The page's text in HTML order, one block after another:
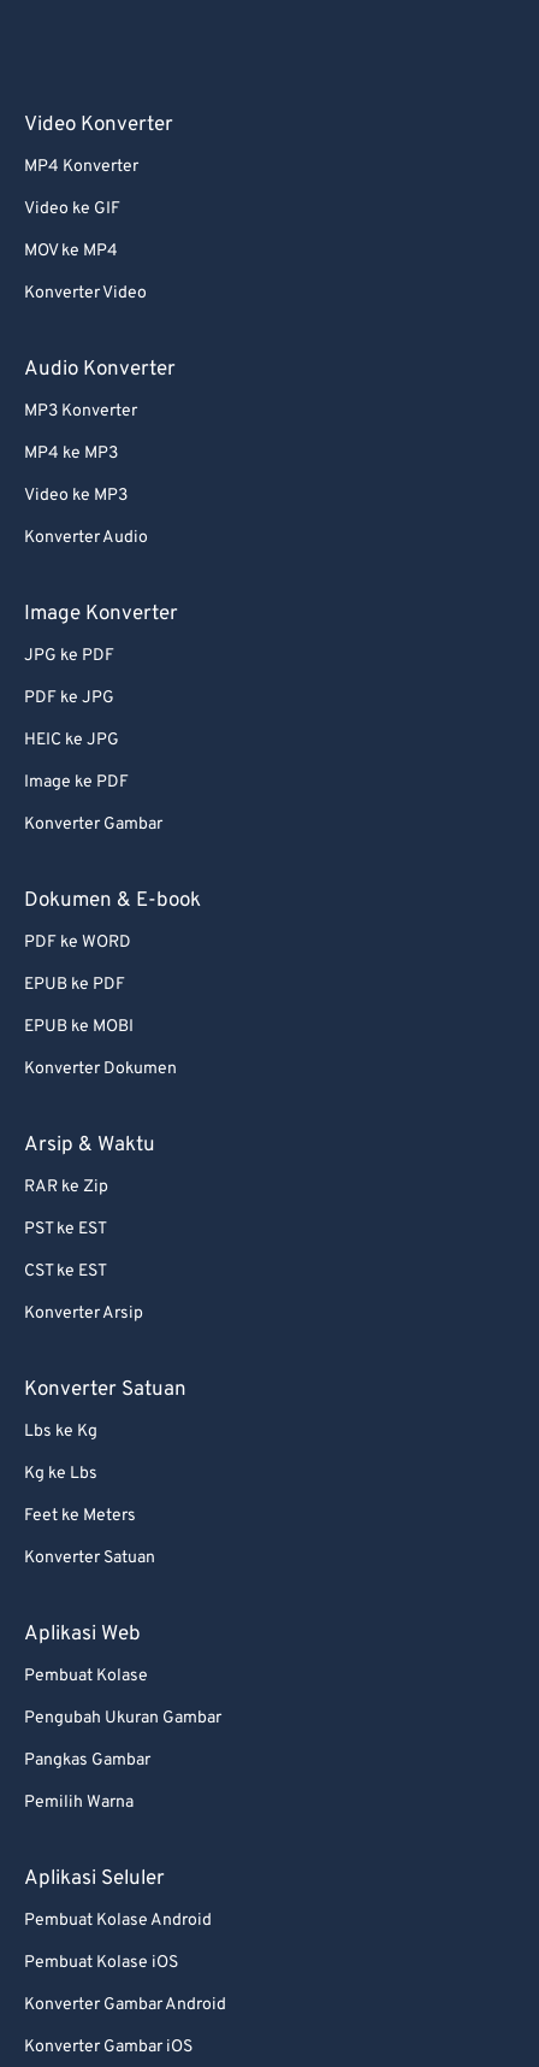
Video Konverter
MP4 Konverter
Video ke GIF
MOV ke MP4
Konverter Video
Audio Konverter
MP3 Konverter
MP4 ke MP3
Video ke MP3
Konverter Audio
Image Konverter
JPG ke PDF
PDF ke JPG
HEIC ke JPG
Image ke PDF
Konverter Gambar
Dokumen & E-book
PDF ke WORD
EPUB ke PDF
EPUB ke MOBI
Konverter Dokumen
Arsip & Waktu
RAR ke Zip
PST ke EST
CST ke EST
Konverter Arsip
Konverter Satuan
Lbs ke Kg
Kg ke Lbs
Feet ke Meters
Konverter Satuan
Aplikasi Web
Pembuat Kolase
Pengubah Ukuran Gambar
Pangkas Gambar
Pemilih Warna
Aplikasi Seluler
Pembuat Kolase Android
Pembuat Kolase iOS
Konverter Gambar Android
Konverter Gambar iOS